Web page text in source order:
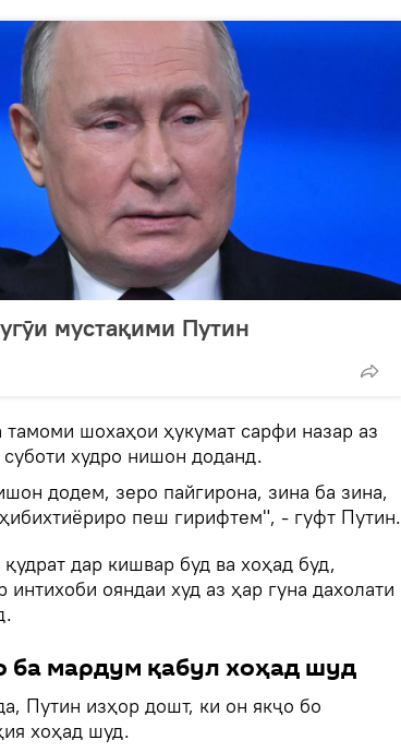
мустақими Путин
шохаҳои ҳукумат сарфи назар аз
худро нишон доданд.
додем, зеро пайгирона, зина ба зина,
пеш гирифтем", - гуфт Путин.
дар кишвар буд ва хоҳад буд,
ояндаи худ аз ҳар гуна дахолати
ба мардум қабул хоҳад шуд
Путин изҳор дошт, ки он якҷо бо
хоҳад шуд.